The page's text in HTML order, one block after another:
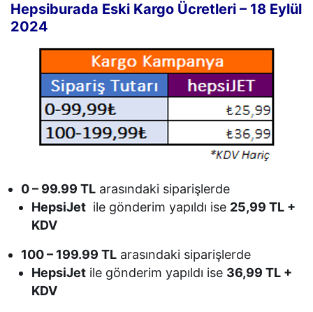
Hepsiburada Eski Kargo Ücretleri – 18 Eylül
2024
0 – 99.99 TL arasındaki siparişlerde
HepsiJet ile gönderim yapıldı ise 25,99 TL +
KDV
100 – 199.99 TL arasındaki siparişlerde
HepsiJet ile gönderim yapıldı ise 36,99 TL +
KDV